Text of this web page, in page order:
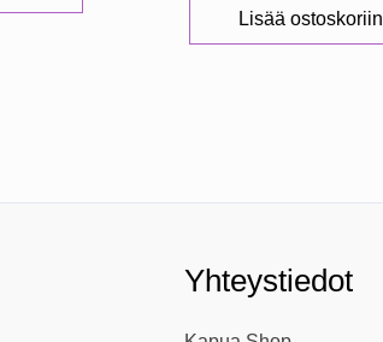
Lisää ostoskoriin
Yhteystiedot